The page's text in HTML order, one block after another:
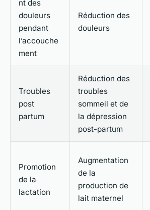
nt des
douleurs
pendant
l’accouche
ment
Réduction des
douleurs
Troubles
post
partum
Réduction des
troubles
sommeil et de
la dépression
post-partum
Promotion
de la
lactation
Augmentation
de la
production de
lait maternel